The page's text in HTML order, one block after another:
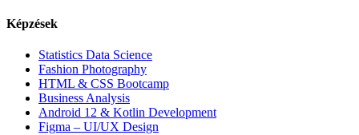
Képzések
Statistics Data Science
Fashion Photography
HTML & CSS Bootcamp
Business Analysis
Android 12 & Kotlin Development
Figma – UI/UX Design